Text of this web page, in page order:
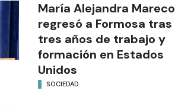
María Alejandra Mareco
regresó a Formosa tras
tres años de trabajo y
formación en Estados
Unidos
SOCIEDAD